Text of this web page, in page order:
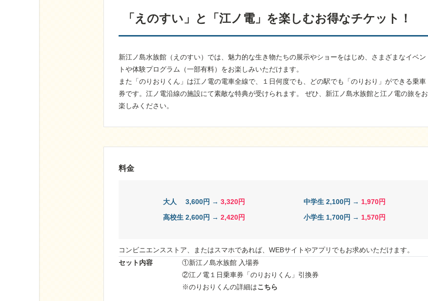
「えのすい」と「江ノ電」を楽しむお得なチケット！
新江ノ島水族館（えのすい）では、魅力的な生き物たちの展示やショーをはじめ、さまざまなイベン
トや体験プログラム（一部有料）をお楽しみいただけます。
また「のりおりくん」は江ノ電の電車全線で、１日何度でも、どの駅でも「のりおり」ができる乗車
券です。江ノ電沿線の施設にて素敵な特典が受けられます。 ぜひ、新江ノ島水族館と江ノ電の旅をお
楽しみください。
料金
大人 3,600円 →3,320円
高校生 2,600円 →2,420円
中学生 2,100円 → 1,970円
小学生 1,700円 → 1,570円
コンビニエンスストア、またはスマホであれば、WEBサイトやアプリでもお求めいただけます。
セット内容
①新江ノ島水族館 入場券
②江ノ電１日乗車券「のりおりくん」引換券
※のりおりくんの詳細はこちら